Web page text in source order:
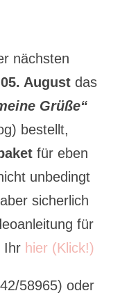
nächsten
August das
Grüße“
bestellt,
für eben
unbedingt
sicherlich
für
Ihr hier (Klick!)
58965) oder